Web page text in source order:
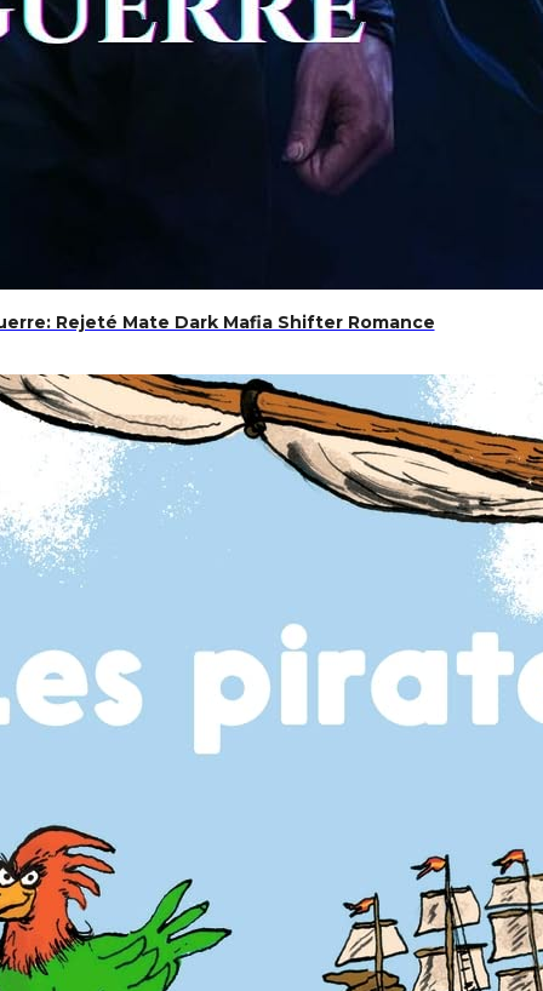
Rejeté Mate Dark Mafia Shifter Romance